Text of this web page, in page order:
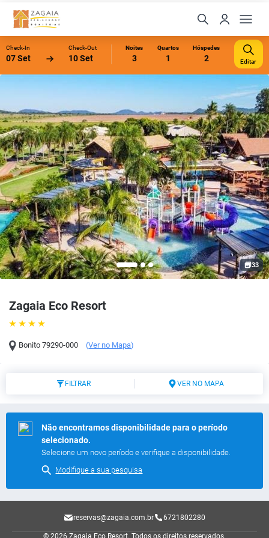
Check-In
07 Set
Check-Out
10 Set
Noites
3
Quartos
1
Hóspedes
2 Editar
Zagaia Eco Resort
Bonito 79290-000 (Ver no Mapa)
33
FILTRAR VER NO MAPA
Não encontramos disponibilidade para o período
selecionado.
Selecione um novo período e verifique a disponibilidade.
Modifique a sua pesquisa
reservas@zagaia.com.br 6721802280
© 2026 Zagaia Eco Resort. Todos os direitos reservados.